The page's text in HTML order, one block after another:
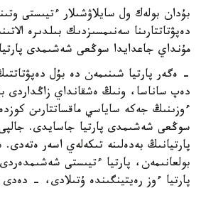
بۇدان بولەك ول سايلاۋشىلار ءتيىستى
دەپۋتاتتارىنا سەنىمسىزدىك بىلدىرە
مۇنداي جاعدايدا سوڭعى شەشىمدى
- ەگەر پارتيا شىنىمەن دە بۇل
دەپ ساناسا، ونىڭ ەشقانداي زاڭداردى
ءوزىنىڭ جەكە ساياسي ماقساتتارىن
سوڭعى شەشىمدى پارتيا جاسايدى. جالپى
پارتيانىڭ بەدەلىنە تىكەلەي اسەر ەتەدى.
بولعانىمەن، پارتيا ءتيىستى
پارتيا ءوز رەيتينگىندە ۇتىلادى، -